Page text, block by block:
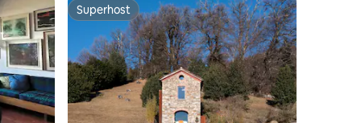
Superhost
Superhost